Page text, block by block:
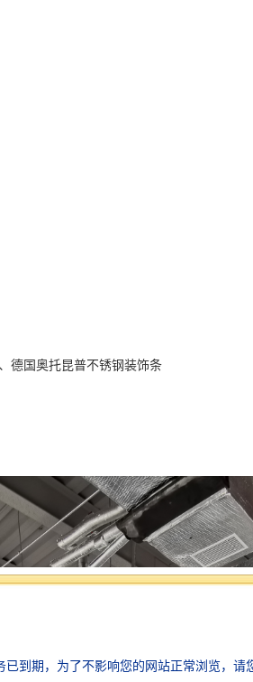
德国奥托昆普不锈钢装饰条